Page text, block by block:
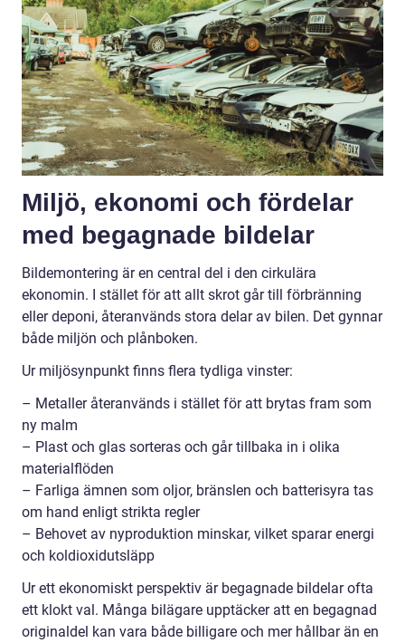
Miljö, ekonomi och fördelar
med begagnade bildelar
Bildemontering är en central del i den cirkulära
ekonomin. I stället för att allt skrot går till förbränning
eller deponi, återanvänds stora delar av bilen. Det gynnar
både miljön och plånboken.
Ur miljösynpunkt finns flera tydliga vinster:
– Metaller återanvänds i stället för att brytas fram som
ny malm
– Plast och glas sorteras och går tillbaka in i olika
materialflöden
– Farliga ämnen som oljor, bränslen och batterisyra tas
om hand enligt strikta regler
– Behovet av nyproduktion minskar, vilket sparar energi
och koldioxidutsläpp
Ur ett ekonomiskt perspektiv är begagnade bildelar ofta
ett klokt val. Många bilägare upptäcker att en begagnad
originaldel kan vara både billigare och mer hållbar än en